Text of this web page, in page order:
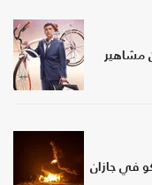
مشاهير
في جازان